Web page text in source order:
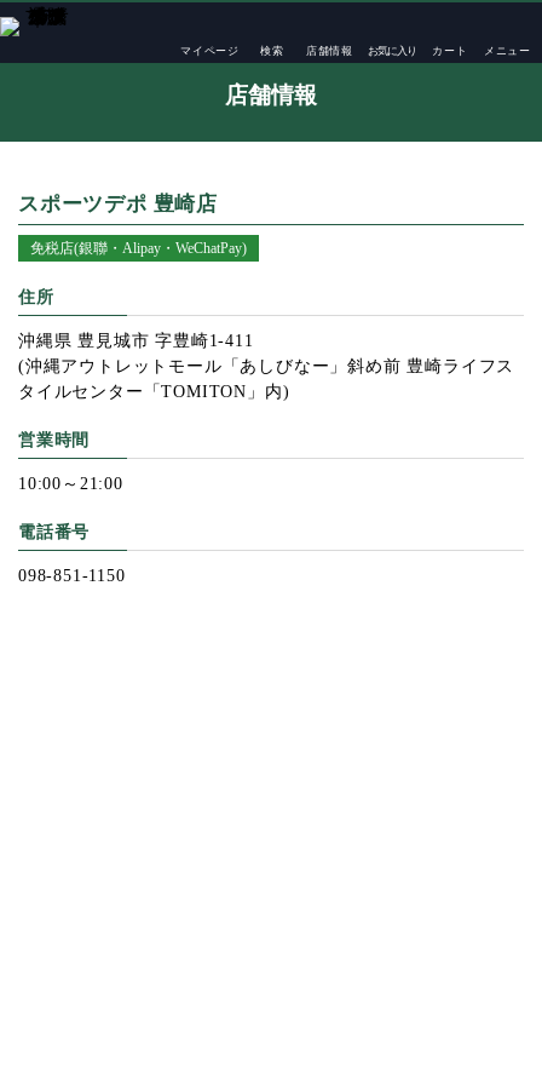
マイページ 検索 店舗情報 お気に入り カート メニュー
TOP
店舗情報
スポーツデポ 豊崎店
免税店(銀聯・Alipay・WeChatPay)
住所
沖縄県 豊見城市 字豊崎1-411
(沖縄アウトレットモール「あしびなー」斜め前 豊崎ライフス
タイルセンター「TOMITON」内)
営業時間
10:00～21:00
電話番号
098-851-1150